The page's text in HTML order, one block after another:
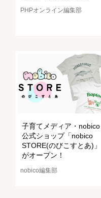
PHPオンライン編集部
子育てメディア・nobico
公式ショップ「nobico
STORE(のびこすとあ)」
がオープン！
nobico編集部